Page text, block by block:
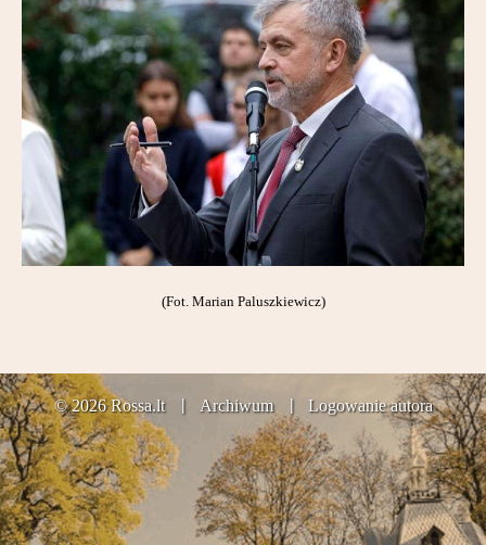
Darczyńcy
Partnerzy
Kontakt
(Fot. Marian Paluszkiewicz)
© 2026 Rossa.lt Archiwum Logowanie autora